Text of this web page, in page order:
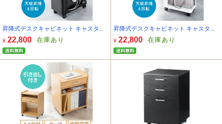
昇降式デスクキャビネット キャスタ...
¥ 22,800 在庫あり
昇降式デスクキャビネット キャスタ...
¥ 22,800 在庫あり